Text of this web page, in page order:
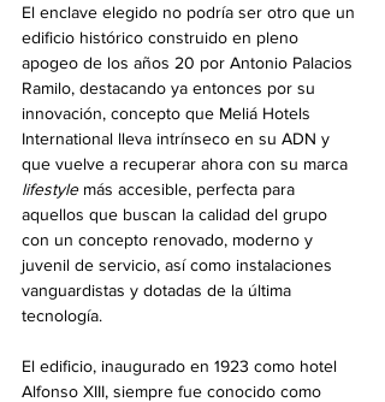
El enclave elegido no podría ser otro que un
edificio histórico construido en pleno
apogeo de los años 20 por Antonio Palacios
Ramilo, destacando ya entonces por su
innovación, concepto que Meliá Hotels
International lleva intrínseco en su ADN y
que vuelve a recuperar ahora con su marca
lifestyle más accesible, perfecta para
aquellos que buscan la calidad del grupo
con un concepto renovado, moderno y
juvenil de servicio, así como instalaciones
vanguardistas y dotadas de la última
tecnología.
El edificio, inaugurado en 1923 como hotel
Alfonso XIII, siempre fue conocido como